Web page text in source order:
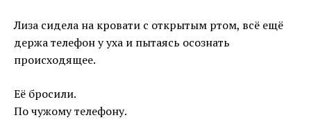
Лиза сидела на кровати с открытым ртом, всё ещё
держа телефон у уха и пытаясь осознать
происходящее.
Её бросили.
По чужому телефону.